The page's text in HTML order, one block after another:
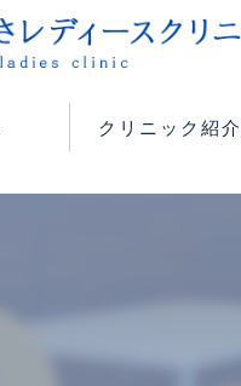
クリニック紹介